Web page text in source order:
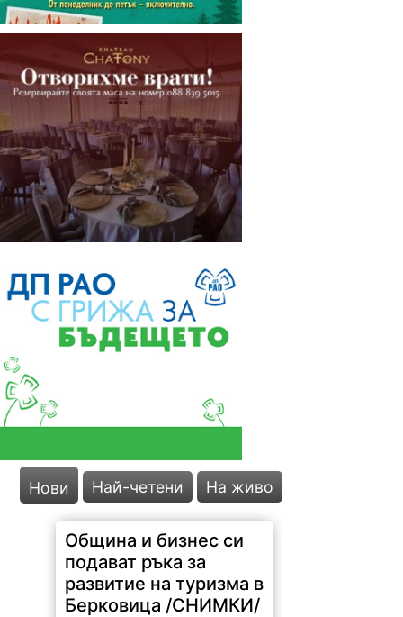
Нови Най-четени На живо
Община и бизнес си
подават ръка за
развитие на туризма в
Берковица /СНИМКИ/